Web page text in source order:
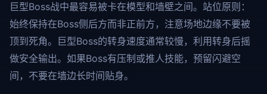
巨型Boss战中最容易被卡在模型和墙壁之间。站位原则：
始终保持在Boss侧后方而非正前方，注意场地边缘不要被
顶到死角。巨型Boss的转身速度通常较慢，利用转身后摇
做安全输出。如果Boss有压制或推人技能，预留闪避空
间，不要在墙边长时间贴身。